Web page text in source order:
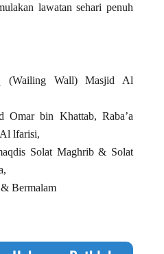
lawatan sehari penuh
(Wailing Wall) Masjid Al
Omar bin Khattab, Raba’a
lfarisi,
Solat Maghrib & Solat
Bermalam